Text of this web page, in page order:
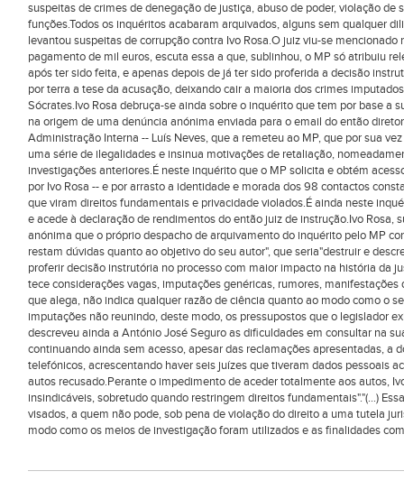
suspeitas de crimes de denegação de justiça, abuso de poder, violação de
funções.Todos os inquéritos acabaram arquivados, alguns sem qualquer
levantou suspeitas de corrupção contra Ivo Rosa.O juiz viu-se
pagamento de mil euros, escuta essa a que, sublinhou, o MP só atribuiu
após ter sido feita, e apenas depois de já ter sido proferida a decisão
por terra a tese da acusação, deixando cair a maioria dos crimes
Sócrates.Ivo Rosa debruça-se ainda sobre o inquérito que tem por base a
na origem de uma denúncia anónima enviada para o email do então
Administração Interna -- Luís Neves, que a remeteu ao MP, que por sua
uma série de ilegalidades e insinua motivações de retaliação,
investigações anteriores.É neste inquérito que o MP solicita e obtém
por Ivo Rosa -- e por arrasto a identidade e morada dos 98 contactos
que viram direitos fundamentais e privacidade violados.É ainda neste
e acede à declaração de rendimentos do então juiz de instrução.Ivo
anónima que o próprio despacho de arquivamento do inquérito pelo MP
restam dúvidas quanto ao objetivo do seu autor", que seria"destruir e
proferir decisão instrutória no processo com maior impacto na história da
tece considerações vagas, imputações genéricas, rumores,
que alega, não indica qualquer razão de ciência quanto ao modo como o
imputações não reunindo, deste modo, os pressupostos que o legislador
descreveu ainda a António José Seguro as dificuldades em consultar na
continuando ainda sem acesso, apesar das reclamações apresentadas, a
telefónicos, acrescentando haver seis juízes que tiveram dados pessoais
autos recusado.Perante o impedimento de aceder totalmente aos autos,
insindicáveis, sobretudo quando restringem direitos fundamentais"."(...)
visados, a quem não pode, sob pena de violação do direito a uma tutela
modo como os meios de investigação foram utilizados e as finalidades